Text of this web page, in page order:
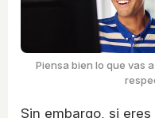
Piensa bien lo que vas
Sin embargo, si